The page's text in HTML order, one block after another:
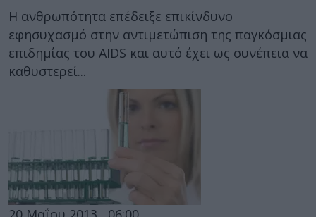
Η ανθρωπότητα επέδειξε επικίνδυνο
εφησυχασμό στην αντιμετώπιση της παγκόσμιας
επιδημίας του AIDS και αυτό έχει ως συνέπεια να
καθυστερεί...